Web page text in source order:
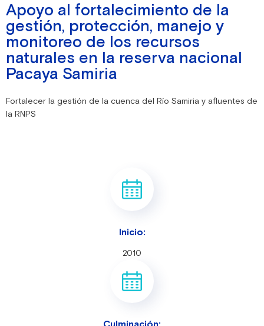
Apoyo al fortalecimiento de la
gestión, protección, manejo y
monitoreo de los recursos
naturales en la reserva nacional
Pacaya Samiria
Fortalecer la gestión de la cuenca del Río Samiria y afluentes de
la RNPS
Inicio:
2010
Culminación: